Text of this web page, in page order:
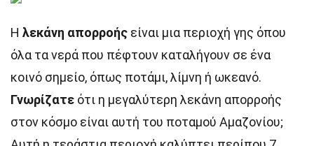
Η λεκάνη απορροής είναι μια περιοχή γης όπου
όλα τα νερά που πέφτουν καταλήγουν σε ένα
κοινό σημείο, όπως ποτάμι, λίμνη ή ωκεανό.
Γνωρίζατε ότι η μεγαλύτερη λεκάνη απορροής
στον κόσμο είναι αυτή του ποταμού Αμαζονίου;